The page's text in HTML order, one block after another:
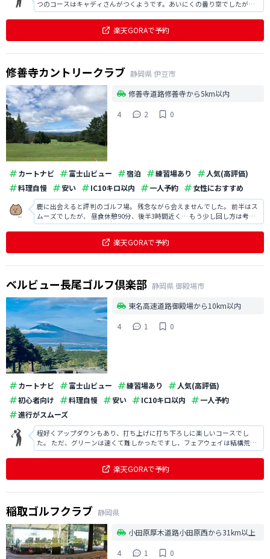
つのコースはキャディさんがつくようです。あいにくの曇り空でしたがか
えって涼しくてよかったです。富士山が見られなかったのは残念ですが、
けに雨まで降ってきてしまいましたが、
楽天GORAで予約
修善寺カントリークラブ 静岡県伊豆市
修善寺道路修善寺から5km以内
4
2 0
カートナビ 富士山ビュー 宿泊 練習場あり
人気(高評価)
料理自慢
安い IC10キロ以内 一人予約 女性におすすめ
鹿に出会えると評判のゴルフ場。 残念ながら会えませんでした。 前半はス
ムーズでしたが、 昼食休憩90分、後半3時間近く… もう少し回し方は考え
て欲しいですね。
楽天GORAで予約
ベルビュー長尾ゴルフ倶楽部 静岡県御殿場市
東名高速道路御殿場から10km以内
4
1 0
カートナビ 富士山ビュー 練習場あり
人気(高評価)
初心者向け
料理自慢 安い IC10キロ以内
一人予約
進行がスムーズ
程好くアップダウンもあり、打ち上げに打ち下ろしに楽しいコースでし
た。 ただ、グリーンは速くて難しかったですし、フェアウェイは結構荒れ
ている箇所があったので気になりました。 景色は素晴らしかったです。
楽天GORAで予約
稲取ゴルフクラブ 静岡県
小田原厚木道路小田原西から31km以上
4
1 0